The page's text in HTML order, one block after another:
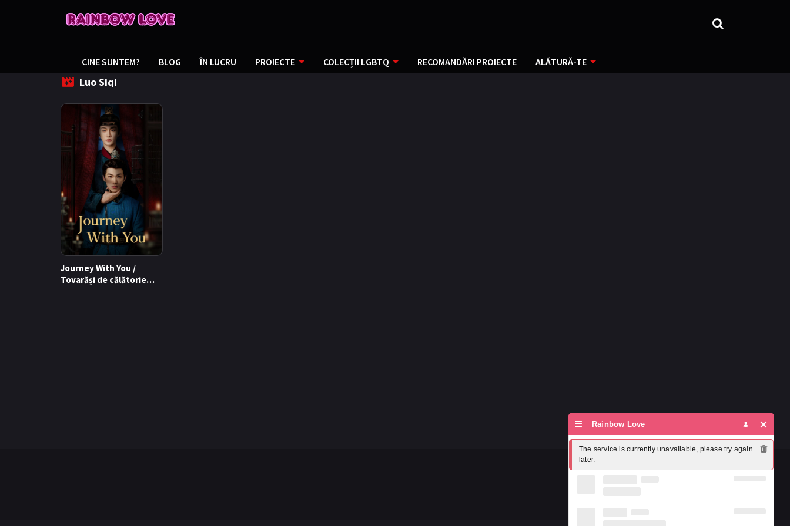
CINE SUNTEM? BLOG ÎN LUCRU PROIECTE COLECȚII LGBTQ RECOMANDĂRI PROIECTE ALĂTURĂ-TE
Luo Siqi
Journey With You /
Tovarăși de călătorie
Rainbow Love
The service is currently unavailable, please try again
later.